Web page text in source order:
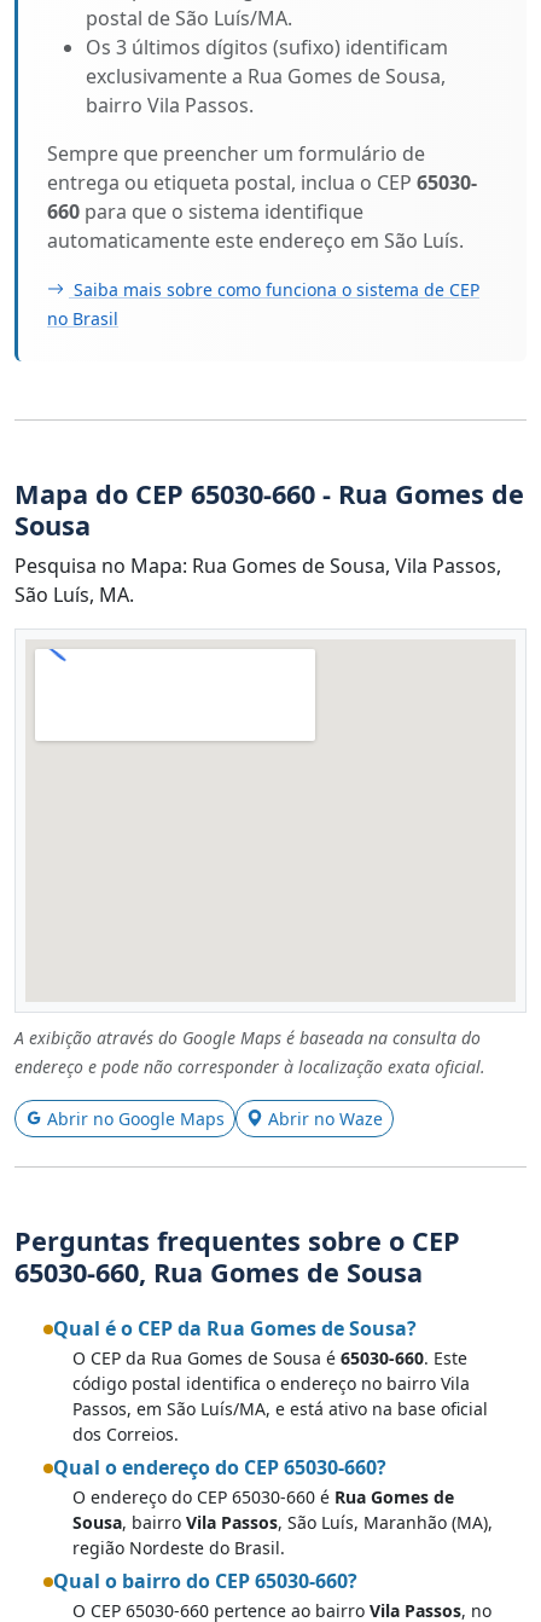
postal de São Luís/MA.
Os 3 últimos dígitos (sufixo) identificam
exclusivamente a Rua Gomes de Sousa,
bairro Vila Passos.
Sempre que preencher um formulário de
entrega ou etiqueta postal, inclua o CEP 65030-
660 para que o sistema identifique
automaticamente este endereço em São Luís.
Saiba mais sobre como funciona o sistema de CEP
no Brasil
Mapa do CEP 65030-660 - Rua Gomes de
Sousa
Pesquisa no Mapa: Rua Gomes de Sousa, Vila Passos,
São Luís, MA.
A exibição através do Google Maps é baseada na consulta do
endereço e pode não corresponder à localização exata oficial.
Abrir no Google Maps Abrir no Waze
Perguntas frequentes sobre o CEP
65030-660, Rua Gomes de Sousa
Qual é o CEP da Rua Gomes de Sousa?
O CEP da Rua Gomes de Sousa é 65030-660. Este
código postal identifica o endereço no bairro Vila
Passos, em São Luís/MA, e está ativo na base oficial
dos Correios.
Qual o endereço do CEP 65030-660?
O endereço do CEP 65030-660 é Rua Gomes de
Sousa, bairro Vila Passos, São Luís, Maranhão (MA),
região Nordeste do Brasil.
Qual o bairro do CEP 65030-660?
O CEP 65030-660 pertence ao bairro Vila Passos, no